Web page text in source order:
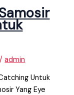
/admin
Untuk
Yang Eye